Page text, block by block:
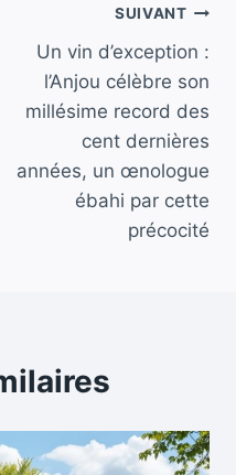
SUIVANT
Un vin d’exception :
l’Anjou célèbre son
millésime record des
cent dernières
années, un œnologue
ébahi par cette
précocité